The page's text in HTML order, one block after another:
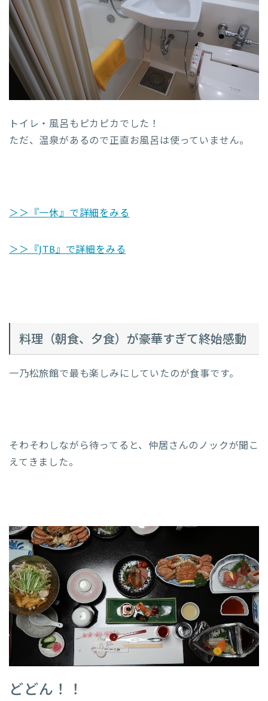
トイレ・風呂もピカピカでした！
ただ、温泉があるので正直お風呂は使っていません。
＞＞『一休』で詳細をみる
＞＞『JTB』で詳細をみる
料理（朝食、夕食）が豪華すぎて終始感動
一乃松旅館で最も楽しみにしていたのが食事です。
そわそわしながら待ってると、仲居さんのノックが聞こ
えてきました。
どどん！！